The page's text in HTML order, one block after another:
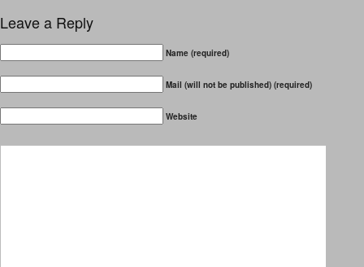
Leave a Reply
Name (required)
Mail (will not be published) (required)
Website